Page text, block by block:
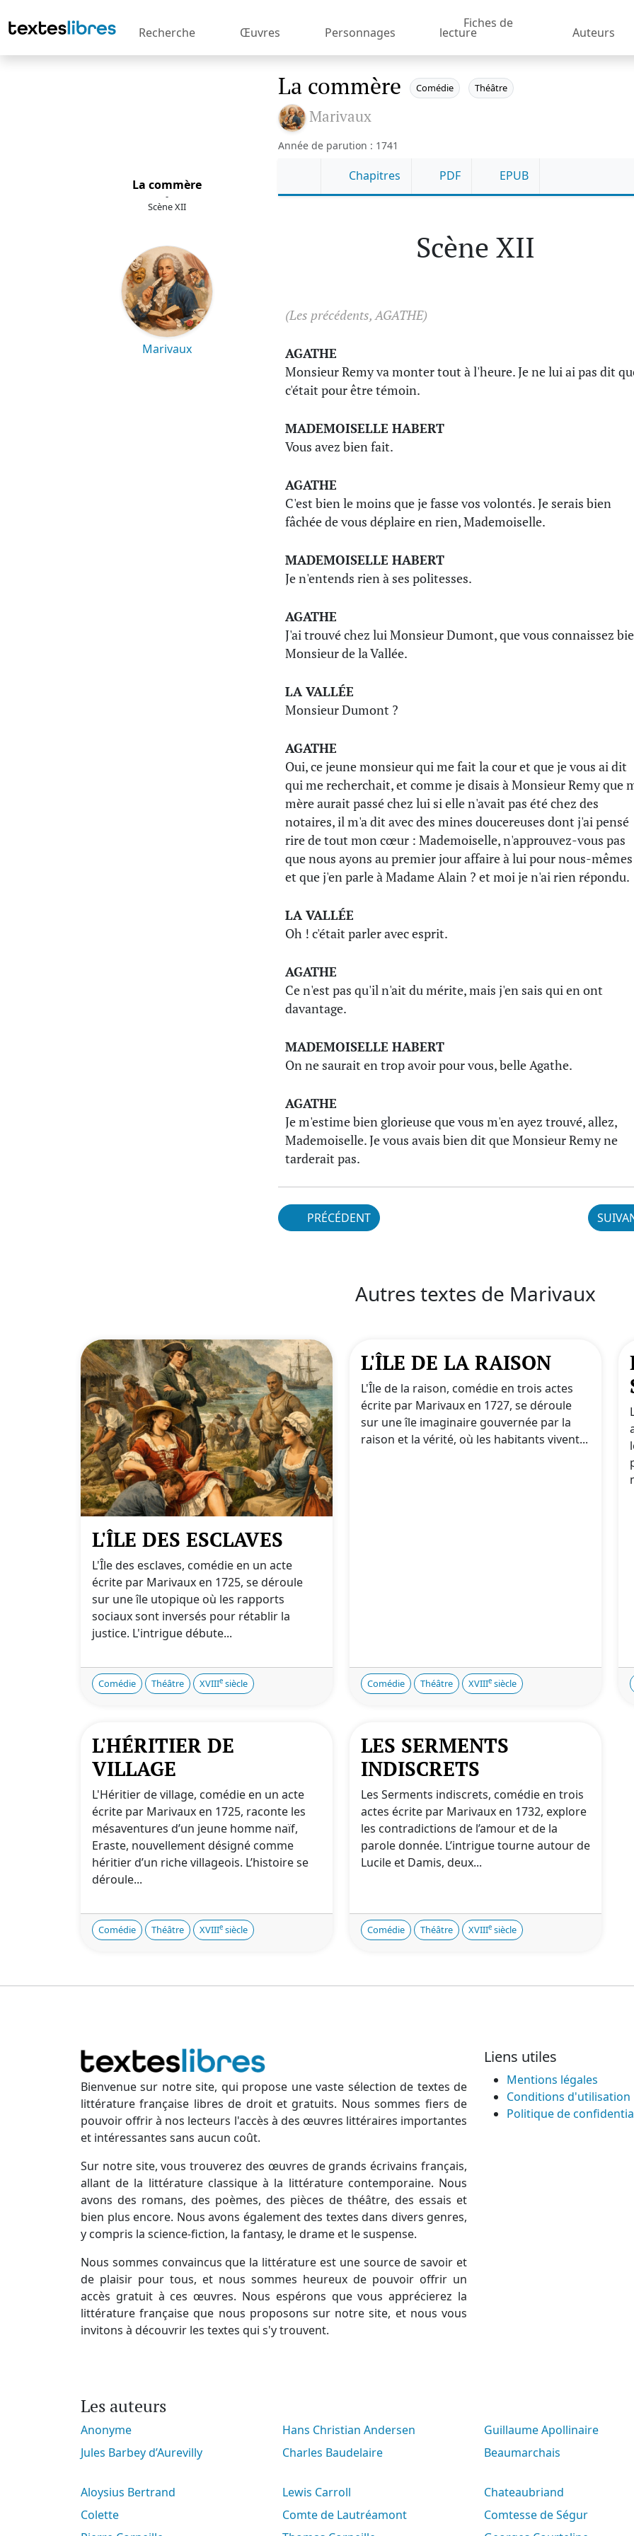
Recherche Œuvres Personnages
Fiches de
lecture Auteurs
La commère
-
Scène XII
Marivaux
La commère Comédie Théâtre
Marivaux
Année de parution : 1741
Chapitres PDF EPUB
Scène XII
(Les précédents, AGATHE)
AGATHE
Monsieur Remy va monter tout à l'heure. Je ne lui ai pas dit
c'était pour être témoin.
MADEMOISELLE HABERT
Vous avez bien fait.
AGATHE
C'est bien le moins que je fasse vos volontés. Je serais bien
fâchée de vous déplaire en rien, Mademoiselle.
MADEMOISELLE HABERT
Je n'entends rien à ses politesses.
AGATHE
J'ai trouvé chez lui Monsieur Dumont, que vous connaissez
Monsieur de la Vallée.
LA VALLÉE
Monsieur Dumont ?
AGATHE
Oui, ce jeune monsieur qui me fait la cour et que je vous ai dit
qui me recherchait, et comme je disais à Monsieur Remy que
mère aurait passé chez lui si elle n'avait pas été chez des
notaires, il m'a dit avec des mines doucereuses dont j'ai pensé
rire de tout mon cœur : Mademoiselle, n'approuvez-vous pas
que nous ayons au premier jour affaire à lui pour nous-mêmes
et que j'en parle à Madame Alain ? et moi je n'ai rien répondu.
LA VALLÉE
Oh ! c'était parler avec esprit.
AGATHE
Ce n'est pas qu'il n'ait du mérite, mais j'en sais qui en ont
davantage.
MADEMOISELLE HABERT
On ne saurait en trop avoir pour vous, belle Agathe.
AGATHE
Je m'estime bien glorieuse que vous m'en ayez trouvé, allez,
Mademoiselle. Je vous avais bien dit que Monsieur Remy ne
tarderait pas.
PRÉCÉDENT
Autres textes de Marivaux
L'ÎLE DES ESCLAVES
L'Île des esclaves, comédie en un acte
écrite par Marivaux en 1725, se déroule
sur une île utopique où les rapports
sociaux sont inversés pour rétablir la
justice. L'intrigue débute...
Comédie Théâtre XVIIIe siècle
L'ÎLE DE LA RAISON
L'Île de la raison, comédie en trois actes
écrite par Marivaux en 1727, se déroule
sur une île imaginaire gouvernée par la
raison et la vérité, où les habitants vivent...
Comédie Théâtre XVIIIe siècle
L'HÉRITIER DE
VILLAGE
L'Héritier de village, comédie en un acte
écrite par Marivaux en 1725, raconte les
mésaventures d’un jeune homme naïf,
Eraste, nouvellement désigné comme
héritier d’un riche villageois. L’histoire se
déroule...
Comédie Théâtre XVIIIe siècle
LES SERMENTS
INDISCRETS
Les Serments indiscrets, comédie en trois
actes écrite par Marivaux en 1732, explore
les contradictions de l’amour et de la
parole donnée. L’intrigue tourne autour de
Lucile et Damis, deux...
Comédie Théâtre XVIIIe siècle
Bienvenue sur notre site, qui propose une vaste sélection de textes de
littérature française libres de droit et gratuits. Nous sommes fiers de
pouvoir offrir à nos lecteurs l'accès à des œuvres littéraires importantes
et intéressantes sans aucun coût.
Sur notre site, vous trouverez des œuvres de grands écrivains français,
allant de la littérature classique à la littérature contemporaine. Nous
avons des romans, des poèmes, des pièces de théâtre, des essais et
bien plus encore. Nous avons également des textes dans divers genres,
y compris la science-fiction, la fantasy, le drame et le suspense.
Nous sommes convaincus que la littérature est une source de savoir et
de plaisir pour tous, et nous sommes heureux de pouvoir offrir un
accès gratuit à ces œuvres. Nous espérons que vous apprécierez la
littérature française que nous proposons sur notre site, et nous vous
invitons à découvrir les textes qui s'y trouvent.
Liens utiles
Mentions légales
Conditions d'utilisation
Politique de
Les auteurs
Anonyme Hans Christian Andersen
Guillaume Apollinaire
Jules Barbey d’Aurevilly
Charles Baudelaire Beaumarchais
Aloysius Bertrand Lewis Carroll
Chateaubriand
Colette
Comte de Lautréamont
Comtesse de Ségur